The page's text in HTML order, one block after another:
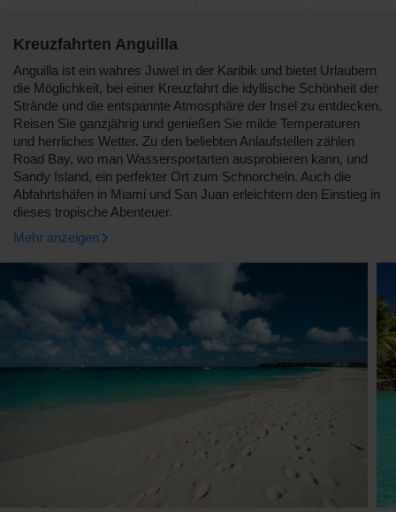
Kreuzfahrten Anguilla
Anguilla ist ein wahres Juwel in der Karibik und bietet Urlaubern
die Möglichkeit, bei einer Kreuzfahrt die idyllische Schönheit der
Strände und die entspannte Atmosphäre der Insel zu entdecken.
Reisen Sie ganzjährig und genießen Sie milde Temperaturen
und herrliches Wetter. Zu den beliebten Anlaufstellen zählen
Road Bay, wo man Wassersportarten ausprobieren kann, und
Sandy Island, ein perfekter Ort zum Schnorcheln. Auch die
Abfahrtshäfen in Miami und San Juan erleichtern den Einstieg in
dieses tropische Abenteuer.
Mehr anzeigen